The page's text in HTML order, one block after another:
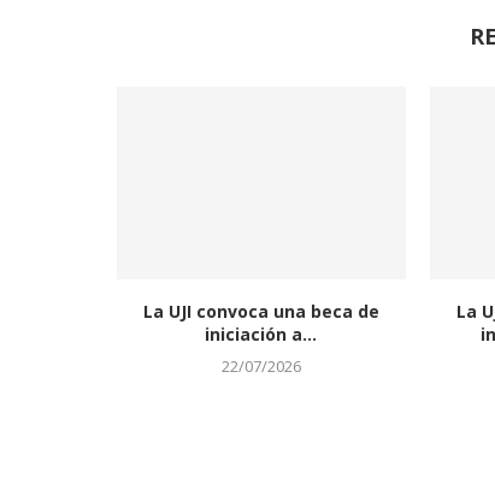
La UJI convoca una beca de
iniciación a...
22/07/2026
La